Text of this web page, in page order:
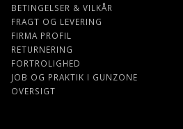
BETINGELSER & VILKÅR
FRAGT OG LEVERING
FIRMA PROFIL
RETURNERING
FORTROLIGHED
JOB OG PRAKTIK I GUNZONE
OVERSIGT